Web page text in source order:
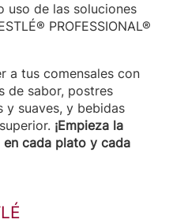
uso de las soluciones
PROFESSIONAL®
a tus comensales con
de sabor, postres
y suaves, y bebidas
¡Empieza la
cada plato y cada